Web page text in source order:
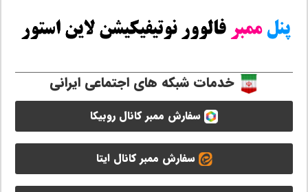
خدمات شبکه های اجتماعی ایرانی
سفارش ممبر کانال روبیکا
سفارش ممبر کانال ایتا